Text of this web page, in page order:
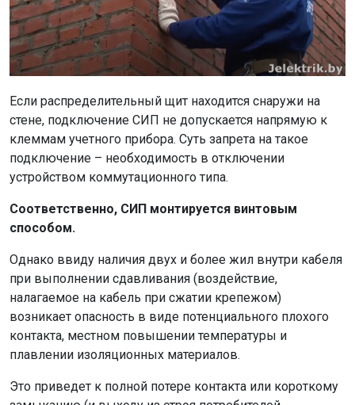
Если распределительный щит находится снаружи на
стене, подключение СИП не допускается напрямую к
клеммам учетного прибора. Суть запрета на такое
подключение – необходимость в отключении
устройством коммутационного типа.
Соответственно, СИП монтируется винтовым
способом.
Однако ввиду наличия двух и более жил внутри кабеля
при выполнении сдавливания (воздействие,
налагаемое на кабель при сжатии крепежом)
возникает опасность в виде потенциального плохого
контакта, местном повышении температуры и
плавлении изоляционных материалов.
Это приведет к полной потере контакта или короткому